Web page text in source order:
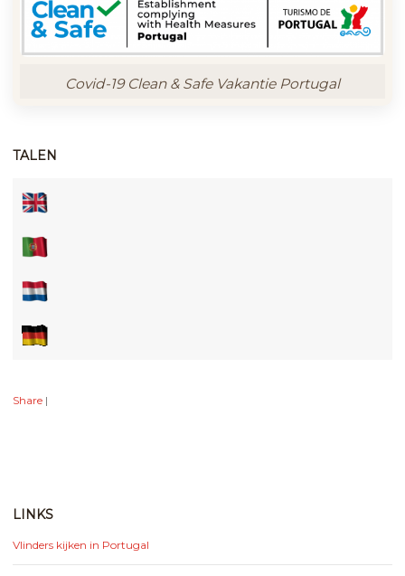
Covid-19 Clean & Safe Vakantie Portugal
TALEN
Share |
LINKS
Vlinders kijken in Portugal